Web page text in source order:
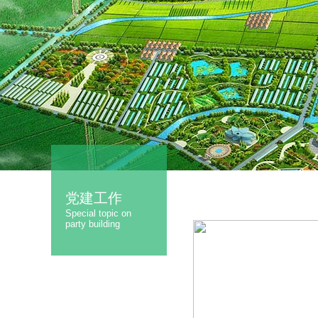
党建工作
Special topic on
party building